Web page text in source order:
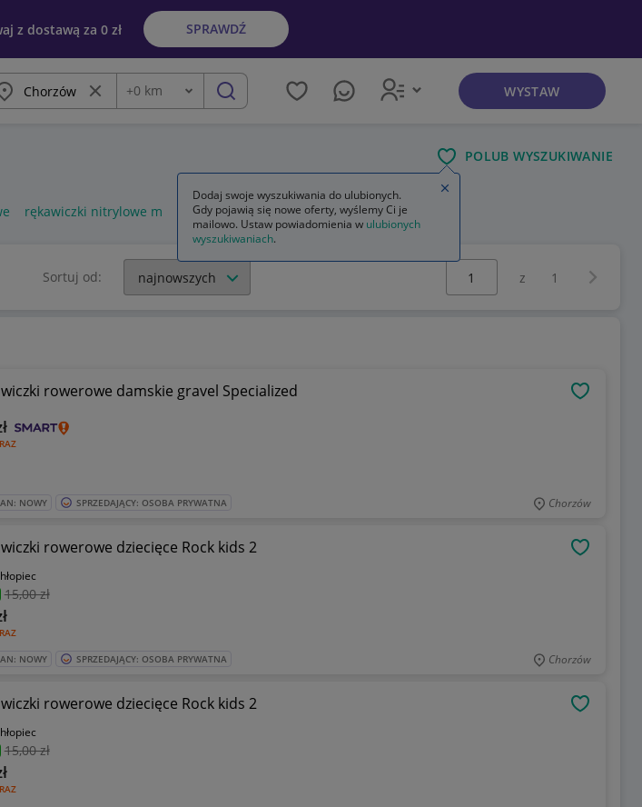
z dostawą za 0 zł SPRAWDŹ
Wyczyść frazę
Odległość
+0 km szukaj WYSTAW
POLUB WYSZUKIWANIE
rękawiczki nitrylowe m
Sortuj od:
Wybierz stronę:
z 1
rowerowe damskie gravel Specialized
NOWY SPRZEDAJĄCY: OSOBA PRYWATNA Chorzów
Rękawiczki rowerowe dziecięce Rock kids 2
15,00 zł
NOWY SPRZEDAJĄCY: OSOBA PRYWATNA Chorzów
Rękawiczki rowerowe dziecięce Rock kids 2
15,00 zł
Dodaj swoje wyszukiwania do ulubionych.
Gdy pojawią się nowe oferty, wyślemy Ci je
mailowo. Ustaw powiadomienia w ulubionych
wyszukiwaniach.
Zamknij wskazówkę